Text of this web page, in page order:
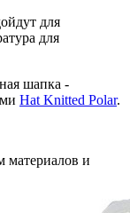
для
для
шапка -
Hat Knitted Polar.
материалов и